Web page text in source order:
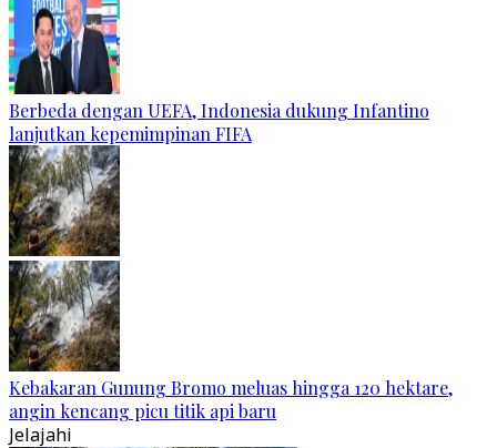
Berbeda dengan UEFA, Indonesia dukung Infantino
lanjutkan kepemimpinan FIFA
Kebakaran Gunung Bromo meluas hingga 120 hektare,
angin kencang picu titik api baru
Jelajahi